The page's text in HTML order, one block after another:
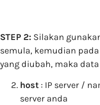
STEP 2: Silakan
semula, kemudian
yang diubah, maka
host : IP server /
server anda